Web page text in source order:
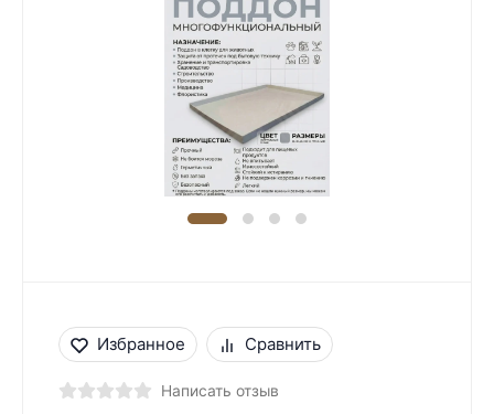
Избранное Сравнить
Написать отзыв